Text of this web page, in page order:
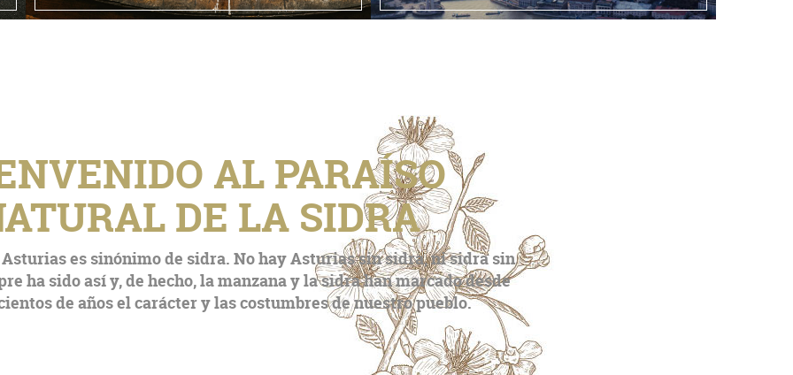
AL PARAÍSO
DE LA SIDRA
es sinónimo de sidra. No hay Asturias sin sidra, ni sidra sin
ha sido así y, de hecho, la manzana y la sidra han marcado desde
de años el carácter y las costumbres de nuestro pueblo.